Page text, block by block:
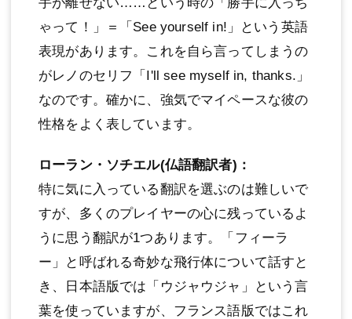
ゃって！」＝「See yourself in!」という英語
表現があります。これを自ら言ってしまうの
がレノのセリフ「I'll see myself in, thanks.」
なのです。確かに、強気でマイペースな彼の
性格をよく表しています。
ローラン・ソチエル(仏語翻訳者)：
特に気に入っている翻訳を選ぶのは難しいで
すが、多くのプレイヤーの心に残っているよ
うに思う翻訳が1つあります。「フィーラ
ー」と呼ばれる奇妙な飛行体について話すと
き、日本語版では「ウジャウジャ」という言
葉を使っていますが、フランス語版ではこれ